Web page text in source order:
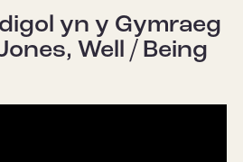
yn y Gymraeg
Well / Being